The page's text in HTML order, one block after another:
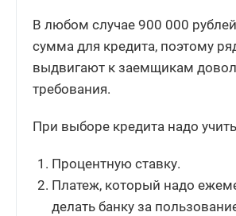
В любом случае 900 000
сумма для кредита, поэтому
выдвигают к заемщикам
требования.
При выборе кредита надо
Процентную ставку.
Платеж, который надо
делать банку за